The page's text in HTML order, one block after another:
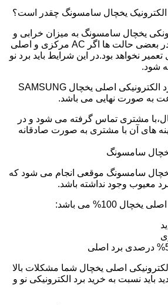
یخچال سامسونگ چقدر است؟
یخچال سامسونگ به میزان خرابی و
مشکل برد بستگی دارد.در بعضی حالت ها اگر AC مرکزی و اصلی
نخواهد بود.در این شرایط باید برد نو
شود.
زمان تقریبی تعمیرات برد الکترونیکی اصلی یخچال SAMSUNG
مشتری تماس گرفته می شود و در
های آن با مشتری به صورت صادقانه
سامسونگ
یخچال سامسونگ موقعی انجام می شود که
معیوب وجود نداشته باشد.
100% می باشد:
اصلی یخچال شما مشکلات بالا
باید نسبت به خرید برد الکترونیکی نو و